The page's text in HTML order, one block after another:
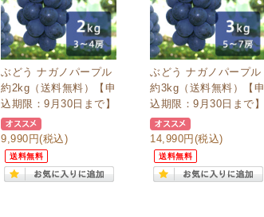
ぶどう ナガノパープル
約2kg（送料無料）【申
込期限：9月30日まで】
9,990円(税込)
送料無料
ぶどう ナガノパープル
約3kg（送料無料）【申
込期限：9月30日まで】
14,990円(税込)
送料無料